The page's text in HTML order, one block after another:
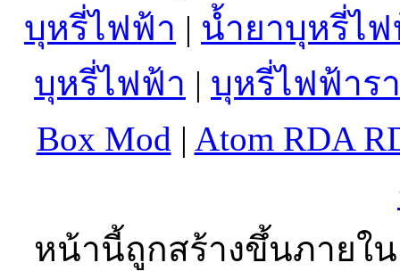
บุหรี่ไฟฟ้า | น้ำยาบุหรี่ไ
บุหรี่ไฟฟ้า | บุหรี่ไฟฟ้าร
Box Mod | Atom RDA
หน้านี้ถูกสร้างขึ้นภายใน